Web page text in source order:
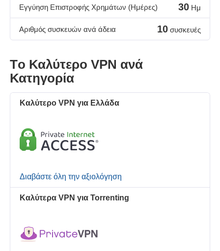
Εγγύηση Επιστροφής Χρημάτων (Ημέρες) 30 Ημ
Αριθμός συσκευών ανά άδεια 10 συσκευές
Τo Καλύτερo VPN ανά
Κατηγορία
Καλύτερο VPN για Ελλάδα
Διαβάστε όλη την αξιολόγηση
Καλύτερα VPN για Torrenting